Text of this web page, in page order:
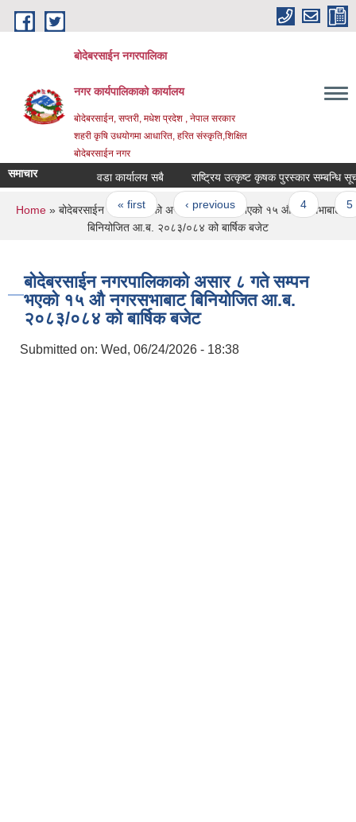
Skip to main content
बोदेबरसाईन नगरपालिका
नगर कार्यपालिकाको कार्यालय
बोदेबरसाईन, सप्तरी, मधेश प्रदेश , नेपाल सरकार
शहरी कृषि उधयोगमा आधारित, हरित संस्कृति,शिक्षित
बोदेबरसाईन नगर
समाचार वडा कार्यालय सबै राष्ट्रिय उत्कृष्ट कृषक पुरस्कार सम्बन्धि
Pages
« first ‹ previous … 4 5
You are here
Home» बोदेबरसाईन नगरपालिकाको असार ८ गते सम्पन भएको १५ ‍‍‍औ नगरसभाबाट
बिनियोजित आ.ब. २०८३/०८४ को बार्षिक बजेट
बोदेबरसाईन नगरपालिकाको असार ८ गते सम्पन
भएको १५ ‍‍‍औ नगरसभाबाट बिनियोजित आ.ब.
२०८३/०८४ को बार्षिक बजेट
Submitted on: Wed, 06/24/2026 - 18:38